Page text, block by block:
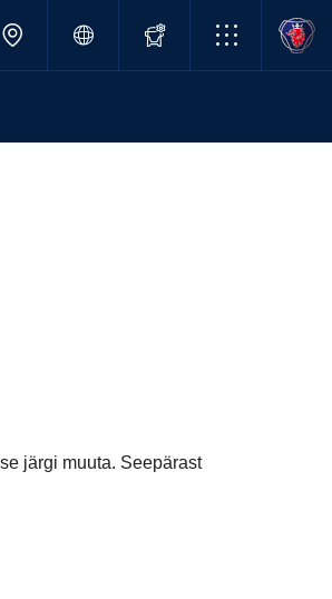
järgi muuta. Seepärast